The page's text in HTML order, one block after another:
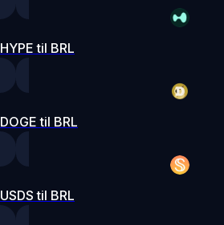
HYPE til BRL
DOGE til BRL
USDS til BRL